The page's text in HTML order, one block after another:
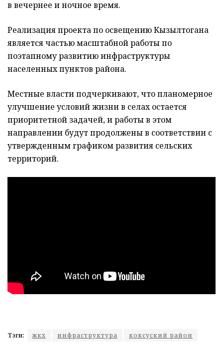
в вечернее и ночное время.
Реализация проекта по освещению Кызылтогана
является частью масштабной работы по
поэтапному развитию инфраструктуры
населенных пунктов района.
Местные власти подчеркивают, что планомерное
улучшение условий жизни в селах остается
приоритетной задачей, и работы в этом
направлении будут продолжены в соответствии с
утвержденным графиком развития сельских
территорий.
Тэги: жкх инфраструктура коксуский район